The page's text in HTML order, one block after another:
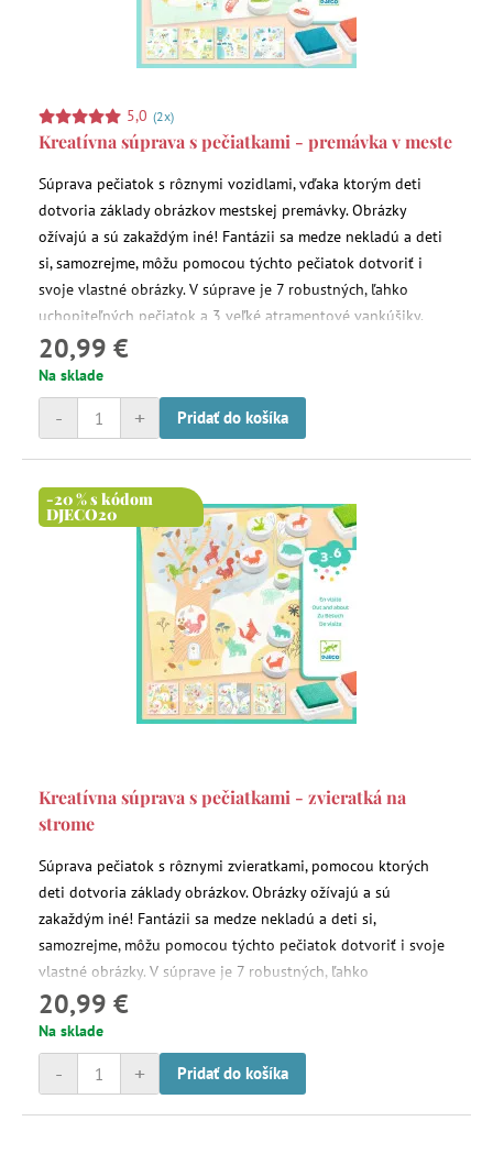
5,0 (2x)
Kreatívna súprava s pečiatkami - premávka v meste
Súprava pečiatok s rôznymi vozidlami, vďaka ktorým deti
dotvoria základy obrázkov mestskej premávky. Obrázky
ožívajú a sú zakaždým iné! Fantázii sa medze nekladú a deti
si, samozrejme, môžu pomocou týchto pečiatok dotvoriť i
svoje vlastné obrázky. V súprave je 7 robustných, ľahko
uchopiteľných pečiatok a 3 veľké atramentové vankúšiky.
20,99 €
Na sklade
+
- Pridať do košíka
-20 % s kódom
DJECO20
Kreatívna súprava s pečiatkami - zvieratká na
strome
Súprava pečiatok s rôznymi zvieratkami, pomocou ktorých
deti dotvoria základy obrázkov. Obrázky ožívajú a sú
zakaždým iné! Fantázii sa medze nekladú a deti si,
samozrejme, môžu pomocou týchto pečiatok dotvoriť i svoje
vlastné obrázky. V súprave je 7 robustných, ľahko
uchopiteľných pečiatok a 3 veľké atramentové vankúšiky.
20,99 €
Na sklade
+
- Pridať do košíka